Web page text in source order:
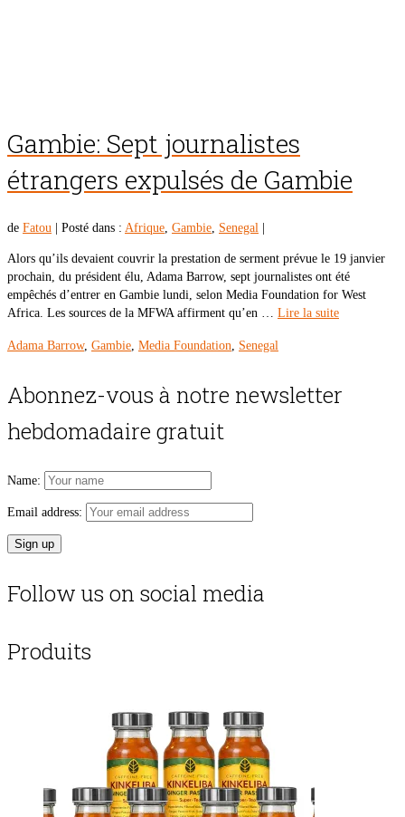
Gambie: Sept journalistes
étrangers expulsés de Gambie
de Fatou Posté dans : Afrique, Gambie, Senegal
Alors qu’ils devaient couvrir la prestation de serment prévue le 19 janvier
prochain, du président élu, Adama Barrow, sept journalistes ont été
empêchés d’entrer en Gambie lundi, selon Media Foundation for West
Africa. Les sources de la MFWA affirment qu’en … Lire la suite
Adama Barrow, Gambie, Media Foundation, Senegal
Abonnez-vous à notre newsletter
hebdomadaire gratuit
Name:
Email address:
Follow us on social media
Produits